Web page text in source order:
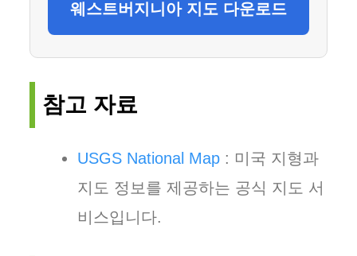
웨스트버지니아 지도 다운로드
참고 자료
USGS National Map : 미국 지형과
지도 정보를 제공하는 공식 지도 서
비스입니다.